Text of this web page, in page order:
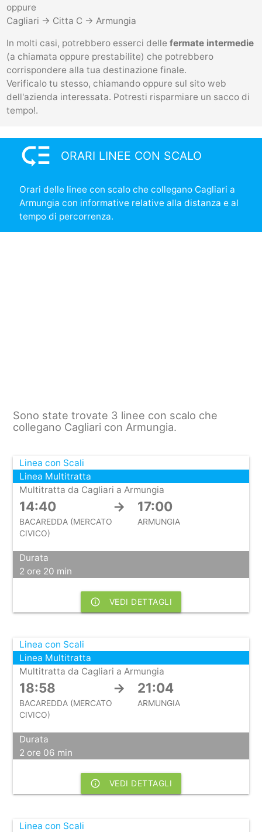
oppure
Cagliari -> Citta C -> Armungia
In molti casi, potrebbero esserci delle fermate intermedie
(a chiamata oppure prestabilite) che potrebbero
corrispondere alla tua destinazione finale.
Verificalo tu stesso, chiamando oppure sul sito web
dell'azienda interessata. Potresti risparmiare un sacco di
tempo!.
low_priority ORARI LINEE CON SCALO
Orari delle linee con scalo che collegano Cagliari a
Armungia con informative relative alla distanza e al
tempo di percorrenza.
Sono state trovate 3 linee con scalo che
collegano Cagliari con Armungia.
Linea con Scali
Linea Multitratta
Multitratta da Cagliari a Armungia
14:40 → 17:00
BACAREDDA (MERCATO
CIVICO)
ARMUNGIA
Durata
2 ore 20 min
info_outline VEDI DETTAGLI
Linea con Scali
Linea Multitratta
Multitratta da Cagliari a Armungia
18:58 → 21:04
BACAREDDA (MERCATO
CIVICO)
ARMUNGIA
Durata
2 ore 06 min
info_outline VEDI DETTAGLI
Linea con Scali